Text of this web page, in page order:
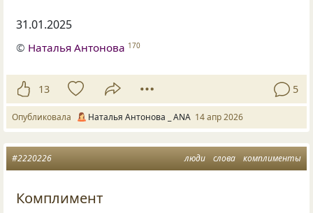
31.01.2025
© Наталья Антонова 170
13 5
Опубликовала Наталья Антонова _ ANA 14 апр 2026
люди слова комплименты
#2220226
Комплимент